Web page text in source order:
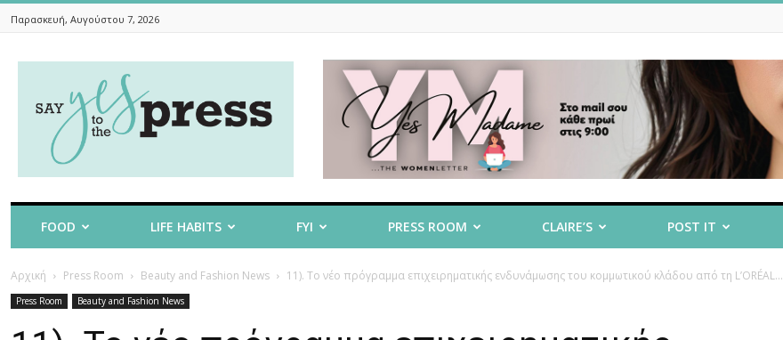
Παρασκευή, Αυγούστου 7, 2026
To
The
FOOD LIFE HABITS FYI PRESS ROOM CLAIRE’S POST IT
Αρχική Press Room Beauty and Fashion News 11). Το νέο πρόγραμμα επιχειρηματικής ενδυνάμωσης του κομμωτικού κλάδου από τη L’ORÉAL...
Press Room Beauty and Fashion News